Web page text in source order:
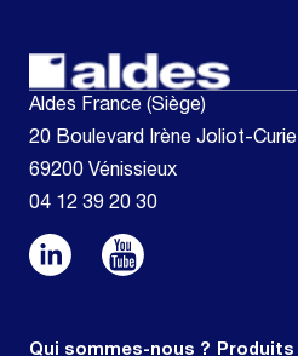
Aldes France (Siège)
20 Boulevard Irène Joliot-Curie
69200 Vénissieux
04 12 39 20 30
Qui sommes-nous ? Produits